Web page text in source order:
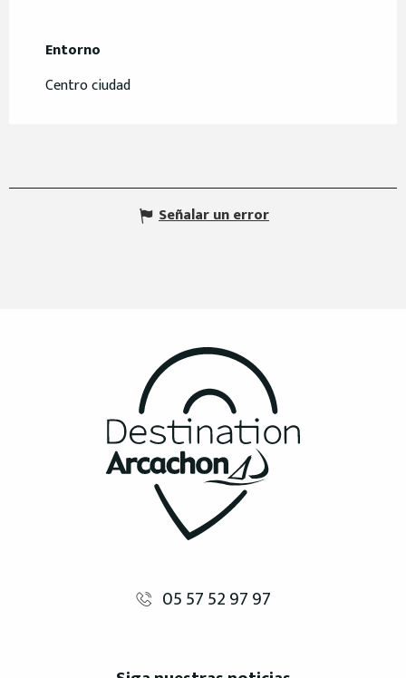
Entorno
Entorno
Centro ciudad
Señalar un error
05 57 52 97 97